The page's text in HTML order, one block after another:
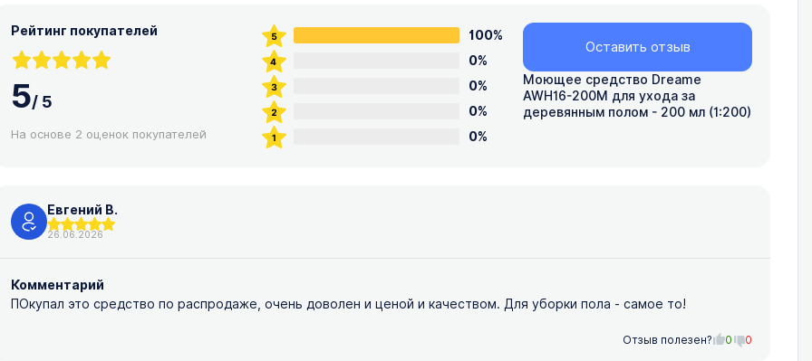
Рейтинг покупателей
5/5
На основе 2 оценок покупателей
100%
0%
0%
0%
0%
Моющее средство Dreame
AWH16-200M для ухода за
деревянным полом - 200 мл (1:200)
Оставить отзыв
Евгений В.
26.06.2026
Комментарий
ПОкупал это средство по распродаже, очень доволен и ценой и качеством. Для уборки пола - самое то!
Отзыв полезен? 0 0